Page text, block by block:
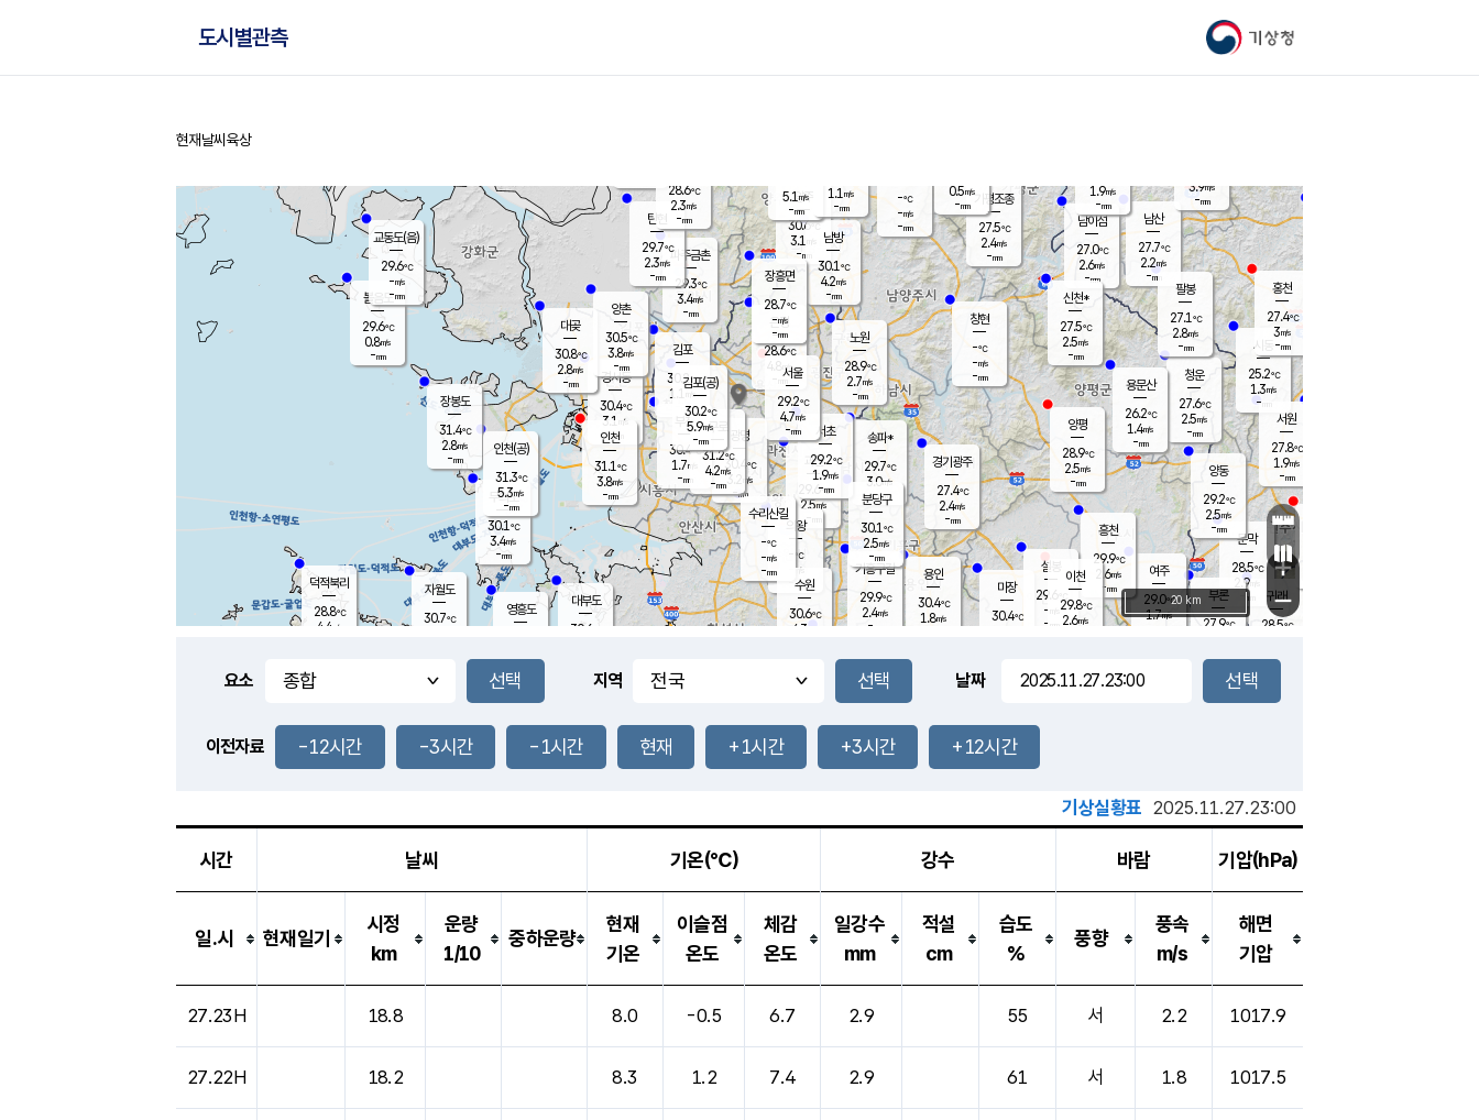
기상청
도시별관측
홈
현재날씨 육상
풍도
3.8m/s
문막
28.5℃
2.9m/s
mm
남이섬
27.0℃
2.6m/s
-mm
무의도
30.1℃
3.4m/s
-mm
영흥도
볼음도
29.6℃
0.8m/s
-mm
자월도
30.7℃
양주
30.6℃
3.1
-mm
부론
27.9℃
과천
29.6℃
2.5m/s
- mm
남산
27.7℃
2.2m/s
-mm
장봉도
31.4℃
2.8m/s
-mm
-mm
청운
27.6℃
2.5m/s
-mm
팔봉
27.1℃
2.8m/s
-mm
-mm
용인
30.4℃
1.8m/s
여주
29.0℃
1.7m/s
양동
29.2℃
2.5m/s
-mm
경기광주
27.4℃
2.4m/s
-mm
장호원
1.9m/s
-mm
30.7
℃
대부도
30.6
-
경서동
30.4℃
3.1 m/s
-mm
파주금촌
29.3℃
3.4m/s
-mm
가평조종
27.5℃
2.4m/s
-mm
-℃
-m/s
-mm
대곶
30.8℃
2.8m/s
-mm
신천*
27.5℃
2.5m/s
-mm
창현
-℃
-m/s
-mm
탄현
29.7℃
2.3m/s
-mm
0.5m/s
-mm
31.3℃
1.7m/s
-mm
흥천
29.9℃
2.6m/s
-mm
마장
30.4℃
의왕
- ℃
m/s
mm
김포
30.2℃
1.1 m/s
mm
설봉
29.6
-m/s
- mm
광명
30.4 ℃
3.2 m/s
-mm
부천
30.4℃
1.7m/s
-mm
-mm
양촌
30.5℃
3.8m/s
-mm
구로
31.2℃
4.2m/s
-mm
은평
28.6℃
4.8 m/s
- mm
노원
28.9℃
2.7m/s
-mm
송파*
29.7℃
3.0m/s
-mm
서초
29.2℃
1.9m/s
-mm
남방
30.1℃
4.2m/s
-mm
기흥구갈
29.9℃
2.4m/s
-
수리산길
-℃
-m/s
-mm
분당구
30.1℃
2.5m/s
-mm
장흥면
28.7℃
-m/s
-mm
5.1 m/s
-mm
시동
25.2℃
1.3m/s
- mm
귀래
28.5℃
서원
27.8℃
1.9m/s
-mm
용문산
26.2℃
1.4m/s
-mm
덕적북리
28.8℃
4.4 m/s
인천(공)
31.3℃
5.3m/s
-mm
김포(공)
30.2℃
5.9m/s
-mm
교동도(음)
29.6℃
-m/s
-mm
홍천
27.4℃
3m/s
-mm
이천
29.8℃
2.6m/s
양평
28.9℃
2.5m/s
-mm
수원
30.6℃
4.3 m/s
인천
31.1℃
3.8m/s
-mm
서울
29.2℃
4.7m/s
-mm
3.9m/s
-mm
28.6℃
2.3m/s
-mm
1.1 m/s
-mm
+
−
20 km
요소 지역 날짜
이전자료 -12시간 -3시간 -1시간 현재 +1시간 +3시간 +12시간
기상실황표 2025.11.27.23:00
시간 날씨 기온(℃) 강수 바람 기압(hPa)
일.시 현재일기
시정
km
운량
1/10
중하운량
현재
기온
이슬점
온도
체감
온도
일강수
mm
적설
cm
습도
%
풍향
풍속
m/s
해면
기압
27.23H 18.8 8.0 -0.5 6.7 2.9 55 서 2.2 1017.9
27.22H 18.2 8.3 1.2 7.4 2.9 61 서 1.8 1017.5